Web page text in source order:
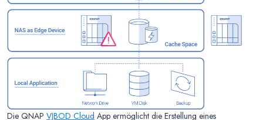
Die QNAP VJBOD Cloud App ermöglicht die Erstellung eines